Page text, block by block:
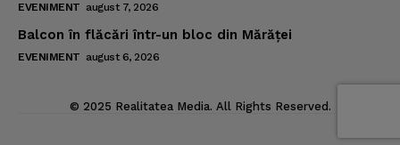
EVENIMENT august 7, 2026
Balcon în flăcări într-un bloc din Mărăţei
EVENIMENT august 6, 2026
© 2025 Realitatea Media. All Rights Reserved.